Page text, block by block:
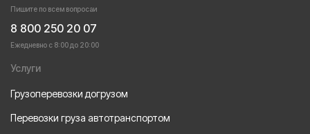
Пишите по всем вопросаи
8 800 250 20 07
Ежедневно с 8:00 до 20:00
Услуги
Грузоперевозки догрузом
Перевозки груза автотранспортом